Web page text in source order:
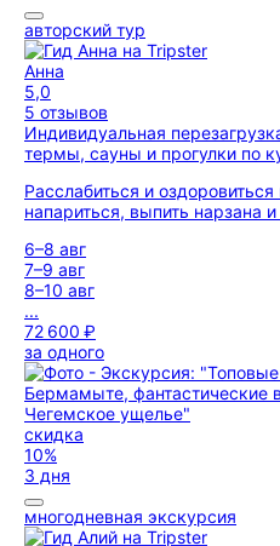
авторский тур
Анна
5,0
5 отзывов
Индивидуальная
термы, сауны и прогулки по
Расслабиться и
напариться, выпить нарзана
6–8 авг
7–9 авг
8–10 авг
...
72 600 ₽
за одного
скидка
10%
3 дня
многодневная экскурсия